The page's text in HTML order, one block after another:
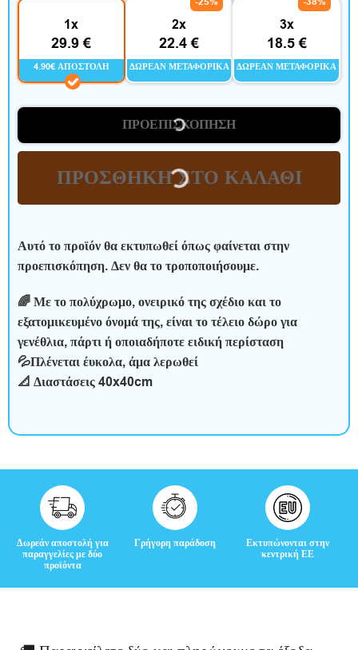
θ
ε
ρ
ς
χ
ό
ο
ς
Κ
ι
τ
ι
κ
1x
29.9 €
4.90€ ΑΠΟΣΤΟΛΉ
2x
22.4 €
ΔΩΡΕΆΝ ΜΕΤΑΦΟΡΙΚΆ
3x
18.5 €
ΔΩΡΕΆΝ ΜΕΤΑΦΟΡΙΚΆ
ΠΡΟΕΠΙΣΚΌΠΗΣΗ
ΠΡΟΣΘΉΚΗ ΣΤΟ ΚΑΛΆΘΙ
Αυτό το προϊόν θα εκτυπωθεί όπως φαίνεται στην
προεπισκόπηση. Δεν θα το τροποποιήσουμε.
🌈 Με το πολύχρωμο, ονειρικό της σχέδιο και το
εξατομικευμένο όνομά της, είναι το τέλειο δώρο για
γενέθλια, πάρτι ή οποιαδήποτε ειδική περίσταση
💦Πλένεται έυκολα, άμα λερωθεί
📐 Διαστάσεις 40x40cm
Δωρεάν αποστολή για
παραγγελίες με δύο
προϊόντα
Γρήγορη παράδοση
Εκτυπώνονται στην
κεντρική ΕΕ